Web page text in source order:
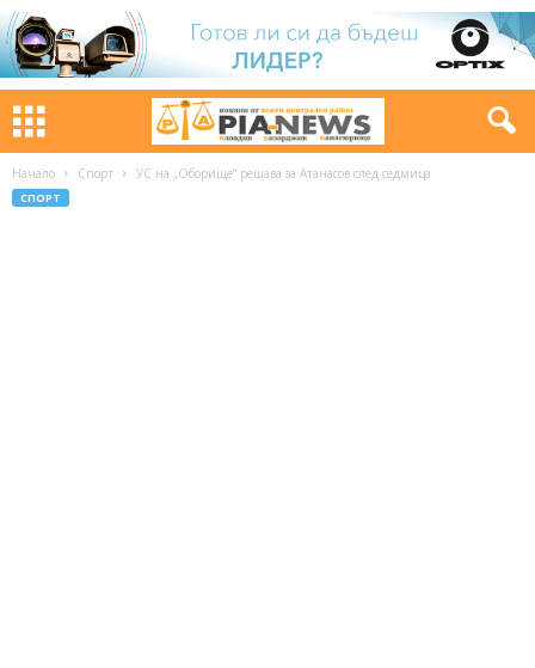
Начало Спорт УС на „Оборище“ решава за Атанасов след седмица
СПОРТ